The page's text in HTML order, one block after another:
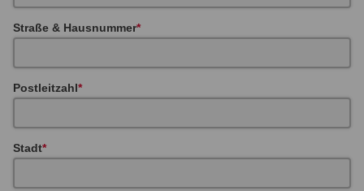
Straße & Hausnummer
Postleitzahl
Stadt